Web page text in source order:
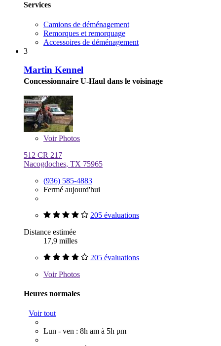
Services
Camions de déménagement
Remorques et remorquage
Accessoires de déménagement
3
Martin Kennel
Concessionnaire U-Haul dans le voisinage
VoirPhotos
512 CR 217
Nacogdoches, TX 75965
(936) 585-4883
Fermé aujourd'hui
205 évaluations
Distance estimée
17,9 milles
205 évaluations
VoirPhotos
Heures normales
Voir tout
Lun - ven : 8h am à 5h pm